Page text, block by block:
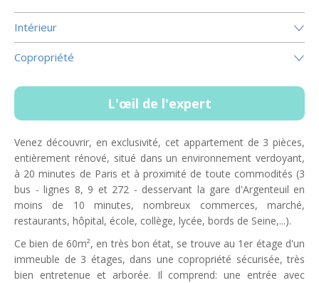
Intérieur
Copropriété
L'œil de l'expert
Venez découvrir, en exclusivité, cet appartement de 3 pièces,
entièrement rénové, situé dans un environnement verdoyant,
à 20 minutes de Paris et à proximité de toute commodités (3
bus - lignes 8, 9 et 272 - desservant la gare d'Argenteuil en
moins de 10 minutes, nombreux commerces, marché,
restaurants, hôpital, école, collège, lycée, bords de Seine,...).
Ce bien de 60m², en très bon état, se trouve au 1er étage d'un
immeuble de 3 étages, dans une copropriété sécurisée, très
bien entretenue et arborée. Il comprend: une entrée avec